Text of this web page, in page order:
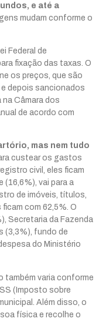
e até a
mudam conforme o
Federal de
fixação das taxas. O
os preços, que são
depois sancionados
Câmara dos
de acordo com
mas nem tudo
custear os gastos
civil, eles ficam
(16,6%), vai para a
de imóveis, títulos,
com 62,5%. O
Secretaria da Fazenda
(3,3%), fundo de
do Ministério
também varia conforme
(Imposto sobre
Além disso, o
física e recolhe o